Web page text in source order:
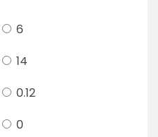
6
14
0.12
0